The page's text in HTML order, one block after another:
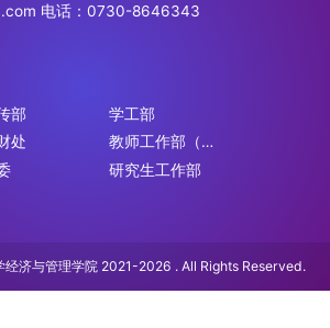
电话：0730-8646343
部
学工部
处
教师工作部（人
事处）
研究生工作部
济与管理学院 2021-2026 . All Rights Reserved.